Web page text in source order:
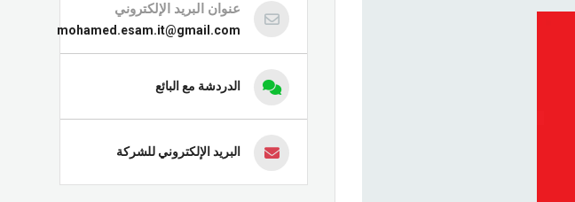
عنوان البريد الإلكتروني
mohamed.esam.it@gmail.com
الدردشة مع البائع
البريد الإلكتروني للشركة